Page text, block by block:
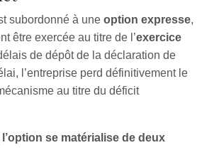
subordonné à une option expresse,
être exercée au titre de l’exercice
de dépôt de la déclaration de
l’entreprise perd définitivement le
au titre du déficit
l’option se matérialise de deux